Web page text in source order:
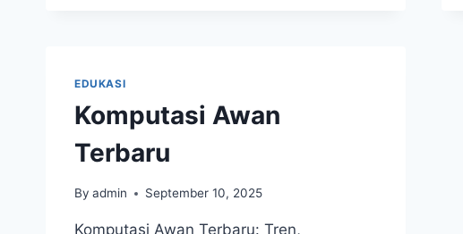
EDUKASI
Komputasi Awan
Terbaru
By admin September 10, 2025
Komputasi Awan Terbaru: Tren,